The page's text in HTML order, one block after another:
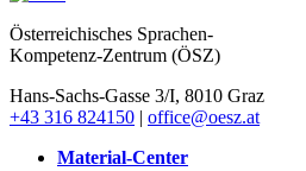
Österreichisches Sprachen-
Kompetenz-Zentrum (ÖSZ)
Hans-Sachs-Gasse 3/I, 8010 Graz
+43 316 824150 | office@oesz.at
Material-Center